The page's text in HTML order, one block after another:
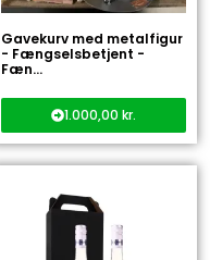
Gavekurv med metalfigur
- Fængselsbetjent -
Fæn...
1.000,00 kr.